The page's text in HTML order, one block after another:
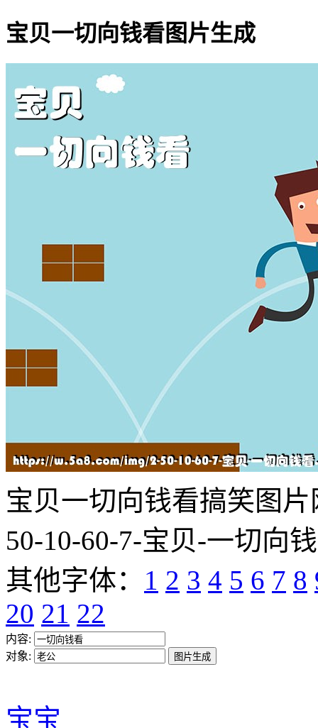
宝贝一切向钱看图片生成
宝贝一切向钱看搞笑图片
50-10-60-7-宝贝-一切向
其他字体： 1 2 3 4 5 6 7 8
20 21 22
内容:
对象:
宝宝